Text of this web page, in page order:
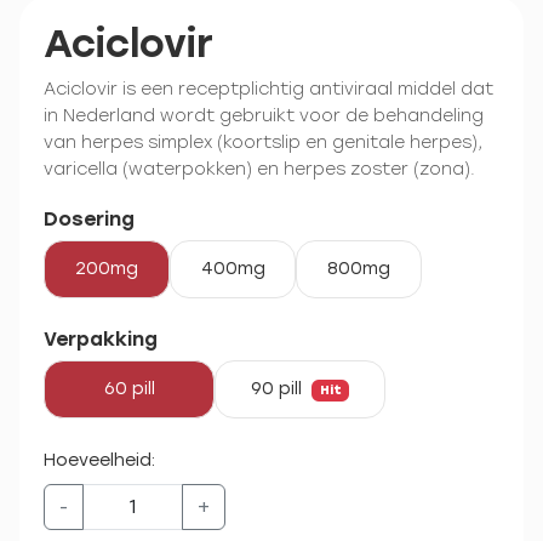
Aciclovir
Aciclovir is een receptplichtig antiviraal middel dat
in Nederland wordt gebruikt voor de behandeling
van herpes simplex (koortslip en genitale herpes),
varicella (waterpokken) en herpes zoster (zona).
Dosering
200mg 400mg 800mg
Verpakking
60 pill 90 pill Hit
Hoeveelheid:
- +